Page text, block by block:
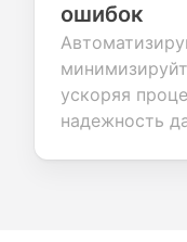
ошибок
ускоряя
надежность